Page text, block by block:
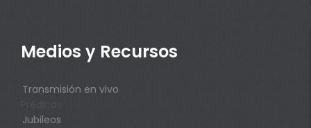
Medios y Recursos
Transmisión en vivo
Jubileos